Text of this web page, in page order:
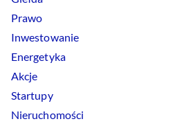
Prawo
Inwestowanie
Energetyka
Akcje
Startupy
Nieruchomości